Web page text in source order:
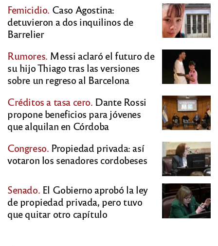
Femicidio. Caso Agostina:
detuvieron a dos inquilinos de
Barrelier
Rumores. Messi aclaró el futuro de
su hijo Thiago tras las versiones
sobre un regreso al Barcelona
Créditos a tasa cero. Dante Rossi
propone beneficios para jóvenes
que alquilan en Córdoba
Congreso. Propiedad privada: así
votaron los senadores cordobeses
Senado. El Gobierno aprobó la ley
de propiedad privada, pero tuvo
que quitar otro capítulo